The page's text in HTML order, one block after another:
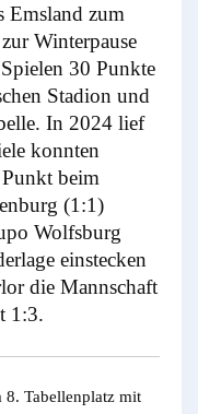
Emsland zum
Winterpause
30 Punkte
Stadion und
In 2024 lief
konnten
beim
(1:1)
Wolfsburg
einstecken
die Mannschaft
1:3.
Tabellenplatz mit